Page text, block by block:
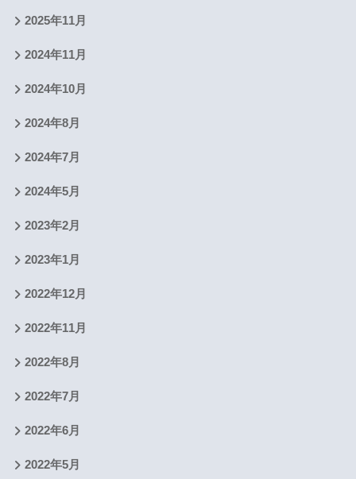
2025年11月
2024年11月
2024年10月
2024年8月
2024年7月
2024年5月
2023年2月
2023年1月
2022年12月
2022年11月
2022年8月
2022年7月
2022年6月
2022年5月